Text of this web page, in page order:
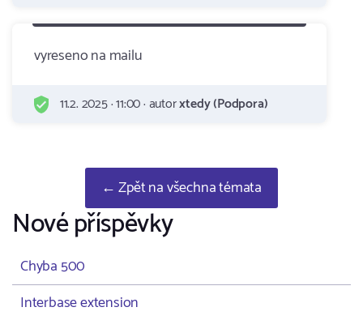
vyreseno na mailu
11.2. 2025 · 11:00 · autorxtedy (Podpora)
← Zpět na všechna témata
Nové příspěvky
Chyba 500
Interbase extension